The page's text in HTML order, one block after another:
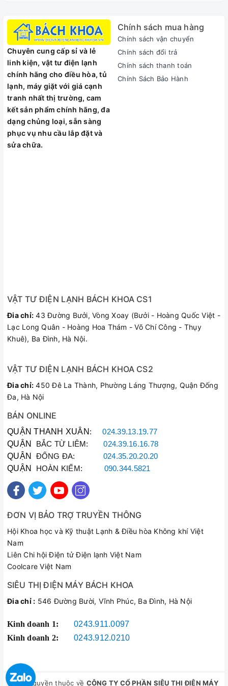
Chuyên cung cấp sỉ và lẻ
linh kiện, vật tư điện lạnh
chính hãng cho điều hòa, tủ
lạnh, máy giặt với giá cạnh
tranh nhất thị trường, cam
kết sản phẩm chính hãng, đa
dạng chủng loại, sẵn sàng
phục vụ nhu cầu lắp đặt và
sửa chữa.
Chính sách mua hàng
Chính sách vận chuyển
Chính sách đổi trả
Chính sách thanh toán
Chính Sách Bảo Hành
VẬT TƯ ĐIỆN LẠNH BÁCH KHOA CS1
Đia chỉ: 43 Đường Bưởi, Vòng Xoay (Bưởi - Hoàng Quốc Việt -
Lạc Long Quân - Hoàng Hoa Thám - Võ Chí Công - Thụy
Khuê), Ba Đình, Hà Nội.
VẬT TƯ ĐIỆN LẠNH BÁCH KHOA CS2
Đia chỉ: 450 Đê La Thành, Phường Láng Thượng, Quận Đống
Đa, Hà Nội
BÁN ONLINE
QUẬN THANH XUÂN :024.39.13.19.77
QUẬN BẮC TỪ LIÊM:024.39.16.16.78
QUẬN ĐỐNG ĐA: 024.35.20.20.20
QUẬN HOÀN KIẾM: 090.344.5821
ĐƠN VỊ BẢO TRỢ TRUYỀN THÔNG
Hội Khoa học và Kỹ thuật Lạnh & Điều hòa Không khí Việt
Nam
Liên Chi hội Điện tử Điện lạnh Việt Nam
Coolcare Việt Nam
SIÊU THỊ ĐIỆN MÁY BÁCH KHOA
Đia chỉ : 546 Đường Bười, Vĩnh Phúc, Ba Đình, Hà Nội
Kinh doanh 1:
0243.911.0097
Kinh doanh 2:
0243.912.0210
© Bản quyền thuộc về CÔNG TY CỔ PHẦN SIÊU THỊ ĐIỆN MÁY